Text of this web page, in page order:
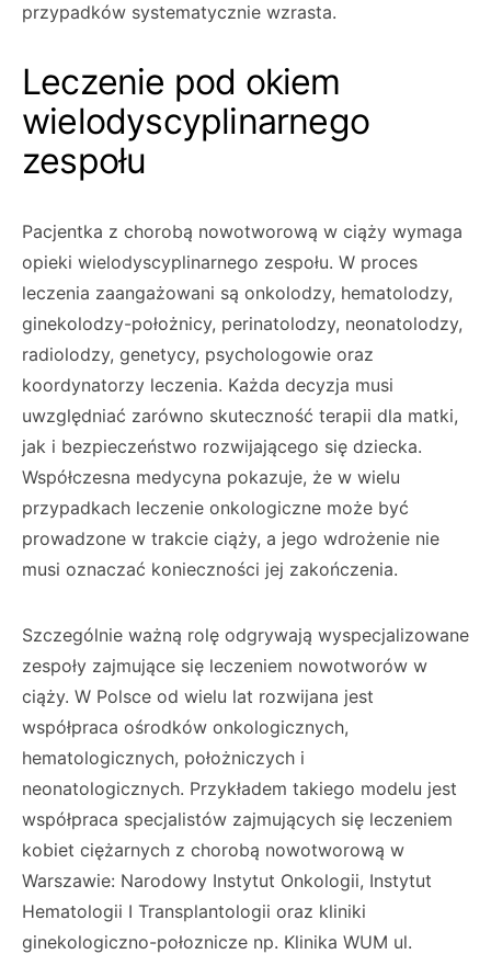
przypadków systematycznie wzrasta.
Leczenie pod okiem
wielodyscyplinarnego
zespołu
Pacjentka z chorobą nowotworową w ciąży wymaga
opieki wielodyscyplinarnego zespołu. W proces
leczenia zaangażowani są onkolodzy, hematolodzy,
ginekolodzy-położnicy, perinatolodzy, neonatolodzy,
radiolodzy, genetycy, psychologowie oraz
koordynatorzy leczenia. Każda decyzja musi
uwzględniać zarówno skuteczność terapii dla matki,
jak i bezpieczeństwo rozwijającego się dziecka.
Współczesna medycyna pokazuje, że w wielu
przypadkach leczenie onkologiczne może być
prowadzone w trakcie ciąży, a jego wdrożenie nie
musi oznaczać konieczności jej zakończenia.
Szczególnie ważną rolę odgrywają wyspecjalizowane
zespoły zajmujące się leczeniem nowotworów w
ciąży. W Polsce od wielu lat rozwijana jest
współpraca ośrodków onkologicznych,
hematologicznych, położniczych i
neonatologicznych. Przykładem takiego modelu jest
współpraca specjalistów zajmujących się leczeniem
kobiet ciężarnych z chorobą nowotworową w
Warszawie: Narodowy Instytut Onkologii, Instytut
Hematologii I Transplantologii oraz kliniki
ginekologiczno-połoznicze np. Klinika WUM ul.